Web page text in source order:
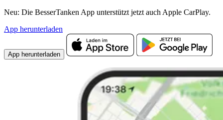
Neu: Die BesserTanken App unterstützt jetzt auch Apple CarPlay.
App herunterladen
App herunterladen